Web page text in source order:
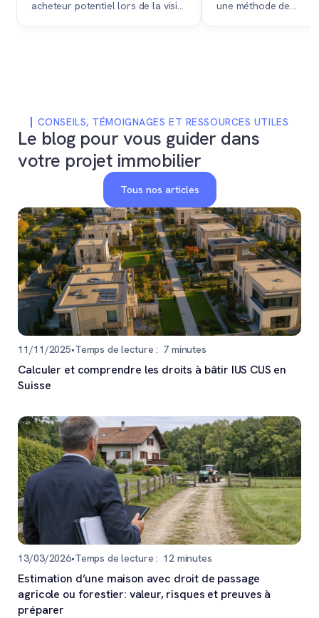
acheteur potentiel lors de la visite
une méthode de
CONSEILS, TÉMOIGNAGES ET RESSOURCES UTILES
Le blog pour vous guider dans
votre projet immobilier
Tous nos articles
11/11/2025•Temps de lecture : 7minutes
Calculer et comprendre les droits à bâtir IUS CUS en
Suisse
13/03/2026•Temps de lecture : 12minutes
Estimation d’une maison avec droit de passage
agricole ou forestier: valeur, risques et preuves à
préparer